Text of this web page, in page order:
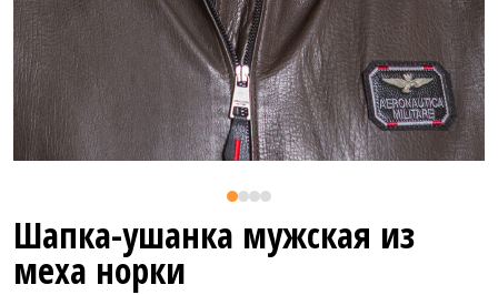
Шапка-ушанка мужская из
меха норки